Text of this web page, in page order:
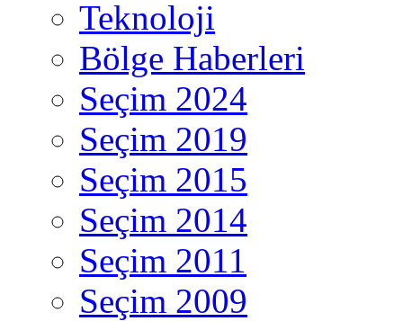
Teknoloji
Bölge Haberleri
Seçim 2024
Seçim 2019
Seçim 2015
Seçim 2014
Seçim 2011
Seçim 2009